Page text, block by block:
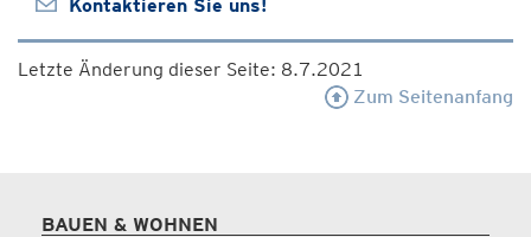
Kontaktieren Sie uns!
Letzte Änderung dieser Seite: 8.7.2021
Zum Seitenanfang
BAUEN & WOHNEN